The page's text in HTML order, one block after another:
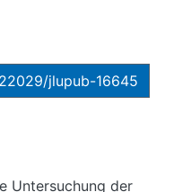
jlupub-16645
Untersuchung der